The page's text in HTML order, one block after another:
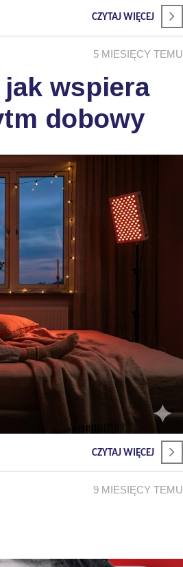
CZYTAJ WIĘCEJ
5 MIESIĘCY TEMU
wspiera
dobowy
CZYTAJ WIĘCEJ
9 MIESIĘCY TEMU